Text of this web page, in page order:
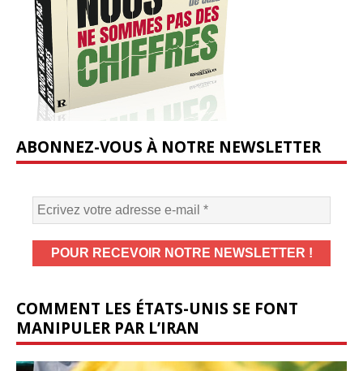
ABONNEZ-VOUS À NOTRE NEWSLETTER
COMMENT LES ÉTATS-UNIS SE FONT
MANIPULER PAR L’IRAN